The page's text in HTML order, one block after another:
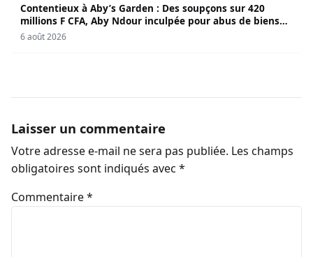
Contentieux à Aby’s Garden : Des soupçons sur 420
millions F CFA, Aby Ndour inculpée pour abus de biens
sociaux
6 août 2026
Laisser un commentaire
Votre adresse e-mail ne sera pas publiée. Les champs
obligatoires sont indiqués avec *
Commentaire*